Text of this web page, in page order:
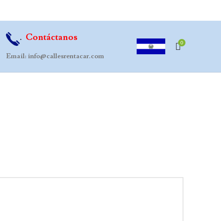
. Contáctanos
Email: info@callesrentacar.com
0